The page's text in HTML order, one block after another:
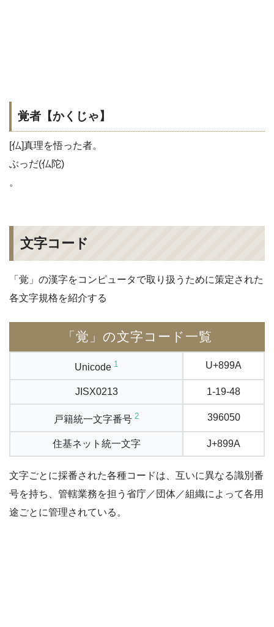
覚者【かくじゃ】
[仏]真理を悟った者。
ぶっだ(仏陀)
。
文字コード
「覚」の漢字をコンピュータで取り扱うために策定された
各文字規格を紹介する
「覚」の文字コード一覧
Unicode 1 U+899A
JISX0213 1-19-48
戸籍統一文字番号 2 396050
住基ネット統一文字 J+899A
文字ごとに採番された各種コードは、互いに異なる識別番
号を持ち、管轄業務を担う省庁／団体／組織によって各用
途ごとに管理されている。